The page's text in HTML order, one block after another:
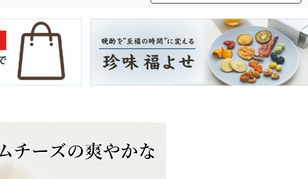
かわきもの
日本酒におすすめ 焼酎におすすめ
2,000円 2,001円～3,000円 3,001円～4,000円